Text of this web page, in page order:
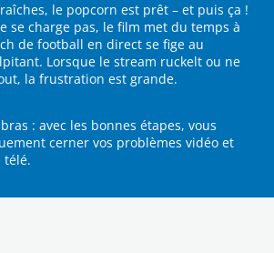
le popcorn est prêt – et puis ça !
se charge pas, le film met du temps à
de football en direct se fige au
Lorsque le stream ruckelt ou ne
la frustration est grande.
: avec les bonnes étapes, vous
cerner vos problèmes vidéo et
télé.